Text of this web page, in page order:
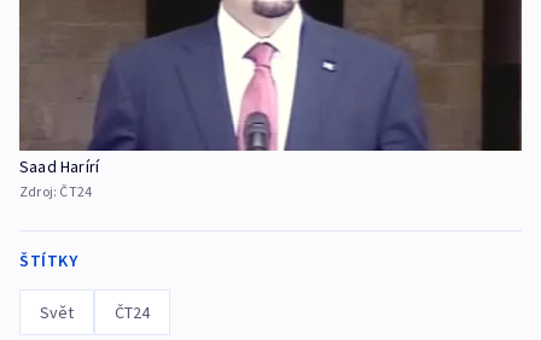
Saad Harírí
Zdroj: ČT24
ŠTÍTKY
Svět ČT24